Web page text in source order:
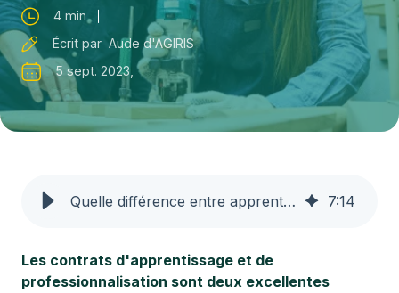
4 min
Écrit par Aude d'AGIRIS
5 sept. 2023,
Quelle différence entre apprentissage et alternance ? 7:14
Les contrats d'apprentissage et de
professionnalisation sont deux excellentes